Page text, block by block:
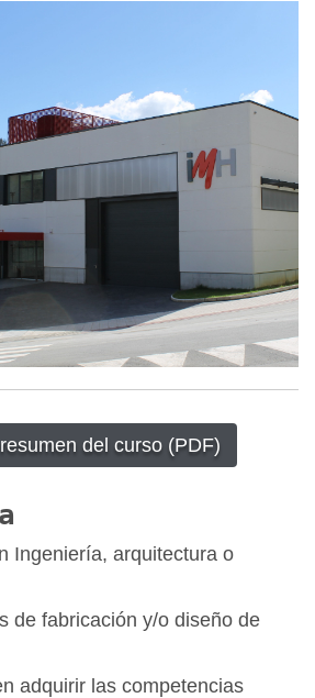
del curso (PDF)
Ingeniería, arquitectura o
de fabricación y/o diseño de
adquirir las competencias